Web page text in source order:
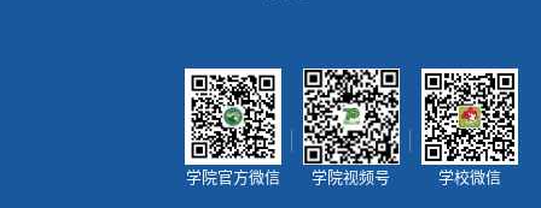
学院官方微信 学院视频号 学校微信